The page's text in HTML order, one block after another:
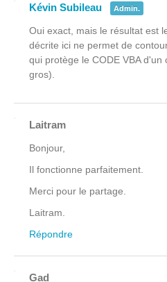
Kévin Subileau Admin.
Oui exact, mais le résultat est
décrite ici ne permet de
qui protège le CODE VBA d'un
gros).
Laitram
Bonjour,
Il fonctionne parfaitement.
Merci pour le partage.
Laitram.
Répondre
Gad